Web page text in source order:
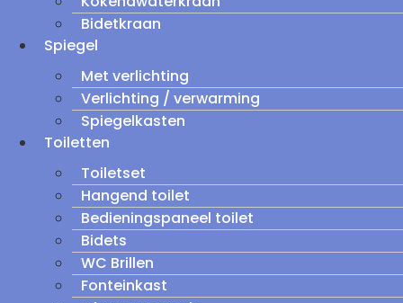
Bidetkraan
Spiegel
Met verlichting
Verlichting / verwarming
Spiegelkasten
Toiletten
Toiletset
Hangend toilet
Bedieningspaneel toilet
Bidets
WC Brillen
Fonteinkast